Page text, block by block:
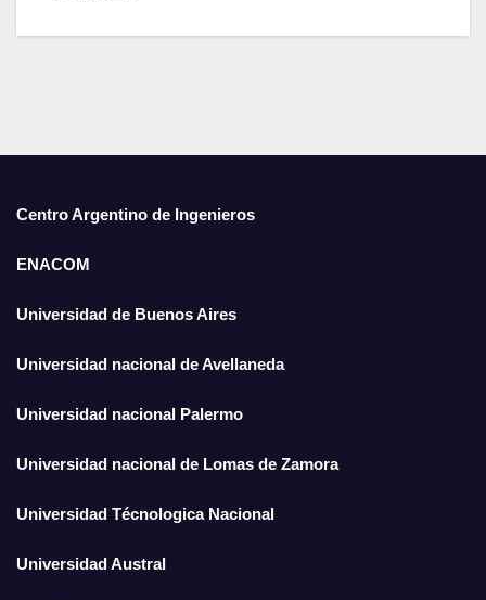
k
Centro Argentino de Ingenieros
ENACOM
Universidad de Buenos Aires
Universidad nacional de Avellaneda
Universidad nacional Palermo
Universidad nacional de Lomas de Zamora
Universidad Técnologica Nacional
Universidad Austral